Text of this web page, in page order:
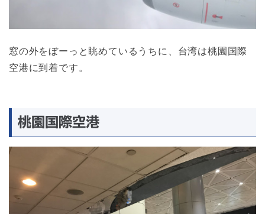
窓の外をぼーっと眺めているうちに、台湾は桃園国際
空港に到着です。
桃園国際空港